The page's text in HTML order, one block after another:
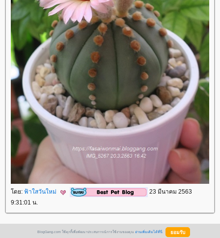
ดย: ฟ้าใสวันใหม่
23 มีนาคม 2563
9:31:01 น.
BlogGang.com ใช้คุกกี้เพื่อพัฒนาประสบการณ์การใช้งานของคุณ อ่านเพิ่มเติมได้ที่นี่